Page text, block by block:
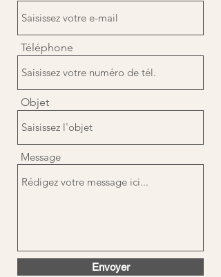
Téléphone
Objet
Message
Envoyer